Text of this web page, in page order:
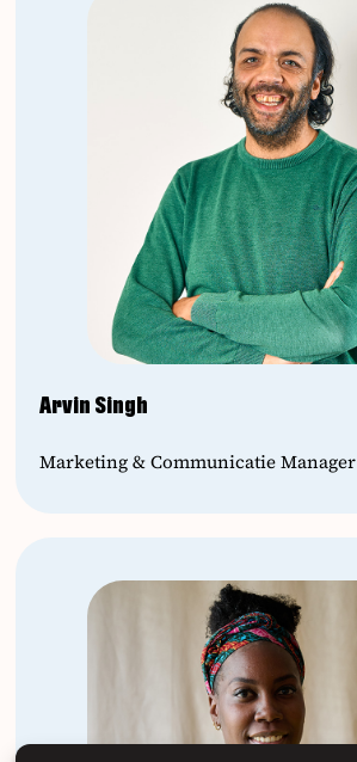
Arvin Singh
Marketing & Communicatie Manager